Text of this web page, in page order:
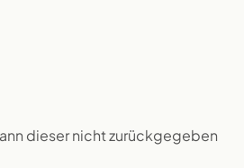
dieser nicht zurückgegeben